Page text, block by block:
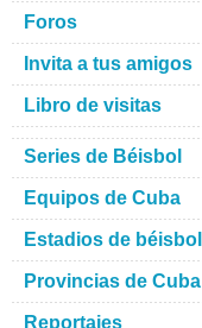
Foros
Invita a tus amigos
Libro de visitas
Series de Béisbol
Equipos de Cuba
Estadios de béisbol
Provincias de Cuba
Reportajes